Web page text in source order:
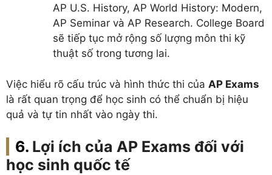
AP U.S. History, AP World History: Modern,
AP Seminar và AP Research. College Board
sẽ tiếp tục mở rộng số lượng môn thi kỹ
thuật số trong tương lai.
Việc hiểu rõ cấu trúc và hình thức thi của AP Exams
là rất quan trọng để học sinh có thể chuẩn bị hiệu
quả và tự tin nhất vào ngày thi.
Lợi ích của AP Exams đối với
học sinh quốc tế